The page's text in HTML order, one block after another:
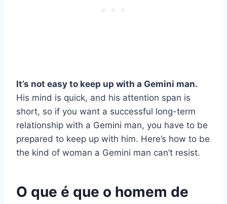
It’s not easy to keep up with a Gemini man.
His mind is quick, and his attention span is
short, so if you want a successful long-term
relationship with a Gemini man, you have to be
prepared to keep up with him. Here’s how to be
the kind of woman a Gemini man can’t resist.
O que é que o homem de